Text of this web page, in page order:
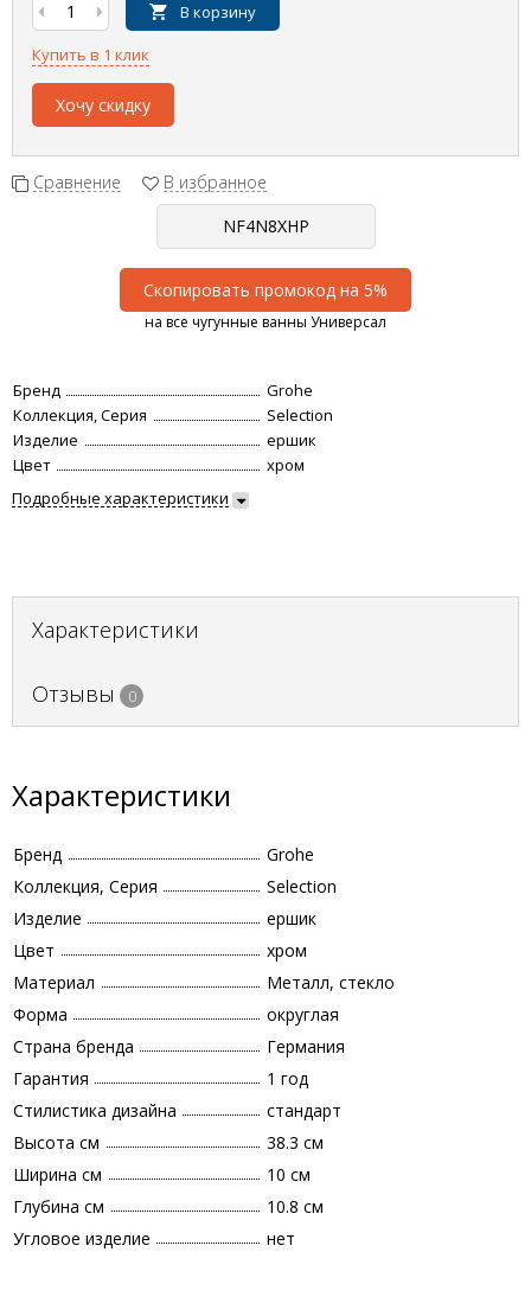
В корзину
Купить в 1 клик
Хочу скидку
Сравнение В избранное
Скопировать промокод на 5%
на все чугунные ванны Универсал
Бренд
Grohe
Коллекция, Серия
Selection
Изделие
ершик
Цвет
хром
Подробные характеристики
Характеристики
Отзывы 0
Характеристики
Бренд
Grohe
Коллекция, Серия
Selection
Изделие
ершик
Цвет
хром
Материал
Металл, стекло
Форма
округлая
Страна бренда
Германия
Гарантия
1 год
Стилистика дизайна
стандарт
Высота см
38.3 см
Ширина см
10 см
Глубина см
10.8 см
Угловое изделие
нет